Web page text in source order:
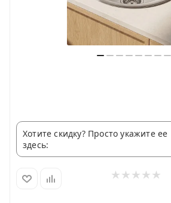
Хотите скидку? Просто укажите ее
здесь: